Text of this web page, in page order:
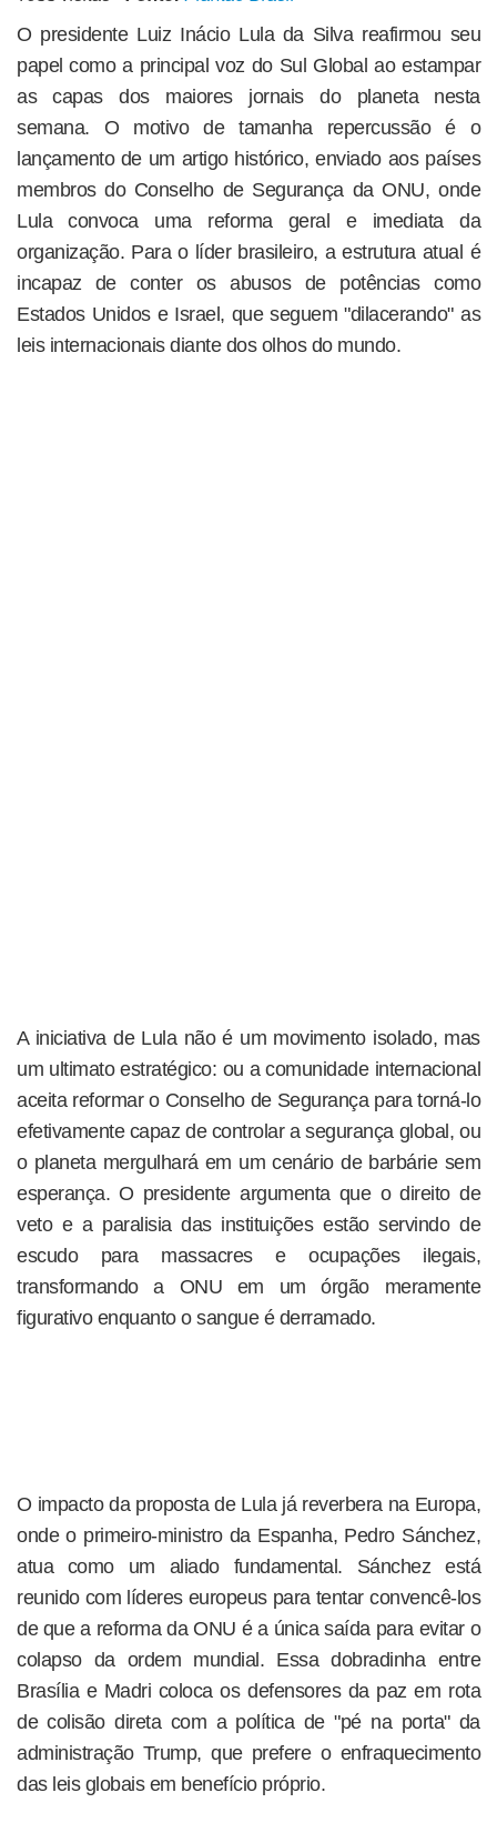
O presidente Luiz Inácio Lula da Silva reafirmou seu
papel como a principal voz do Sul Global ao estampar
as capas dos maiores jornais do planeta nesta
semana. O motivo de tamanha repercussão é o
lançamento de um artigo histórico, enviado aos países
membros do Conselho de Segurança da ONU, onde
Lula convoca uma reforma geral e imediata da
organização. Para o líder brasileiro, a estrutura atual é
incapaz de conter os abusos de potências como
Estados Unidos e Israel, que seguem "dilacerando" as
leis internacionais diante dos olhos do mundo.
A iniciativa de Lula não é um movimento isolado, mas
um ultimato estratégico: ou a comunidade internacional
aceita reformar o Conselho de Segurança para torná-lo
efetivamente capaz de controlar a segurança global, ou
o planeta mergulhará em um cenário de barbárie sem
esperança. O presidente argumenta que o direito de
veto e a paralisia das instituições estão servindo de
escudo para massacres e ocupações ilegais,
transformando a ONU em um órgão meramente
figurativo enquanto o sangue é derramado.
O impacto da proposta de Lula já reverbera na Europa,
onde o primeiro-ministro da Espanha, Pedro Sánchez,
atua como um aliado fundamental. Sánchez está
reunido com líderes europeus para tentar convencê-los
de que a reforma da ONU é a única saída para evitar o
colapso da ordem mundial. Essa dobradinha entre
Brasília e Madri coloca os defensores da paz em rota
de colisão direta com a política de "pé na porta" da
administração Trump, que prefere o enfraquecimento
das leis globais em benefício próprio.